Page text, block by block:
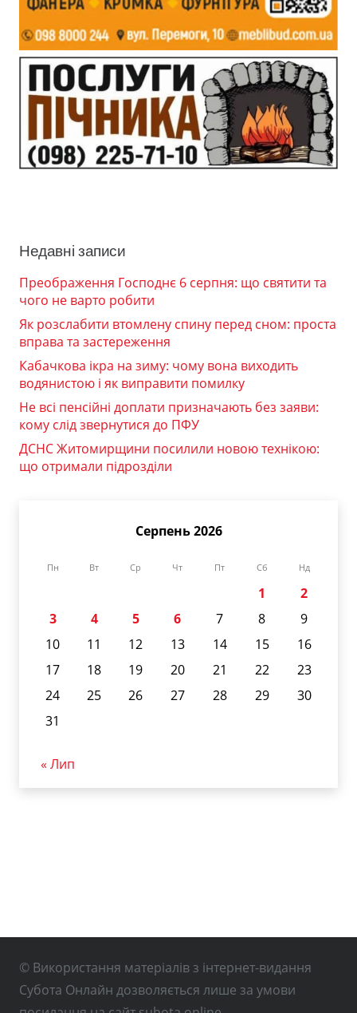
Недавні записи
Преображення Господнє 6 серпня: що святити та
чого не варто робити
Як розслабити втомлену спину перед сном: проста
вправа та застереження
Кабачкова ікра на зиму: чому вона виходить
водянистою і як виправити помилку
Не всі пенсійні доплати призначають без заяви:
кому слід звернутися до ПФУ
ДСНС Житомирщини посилили новою технікою:
що отримали підрозділи
Серпень 2026
Пн Вт Ср Чт Пт Сб Нд
1
2
3
4 5 6 7 8
9
10
11 12 13 14 15
16
17
18 19 20 21 22
23
24
25 26 27 28 29
30
31
« Лип
© Використання матеріалів з інтернет-видання
Субота Онлайн дозволяється лише за умови